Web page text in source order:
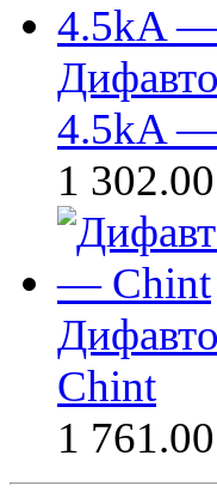
4.5kA
1 302.00
Chint
1 761.00